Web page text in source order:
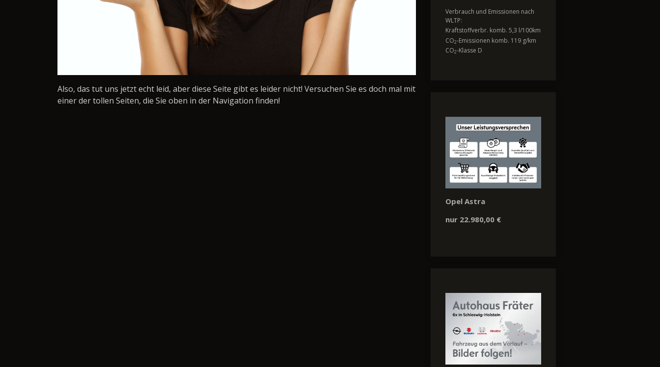
Also, das tut uns jetzt echt leid, aber diese Seite gibt es leider nicht! Versuchen Sie es doch mal mit
einer der tollen Seiten, die Sie oben in der Navigation finden!
Verbrauch und Emissionen nach
WLTP:
Kraftstoffverbr. komb. 5,3 l/100km
CO2-Emissionen komb. 119 g/km
CO2-Klasse D
Opel Astra
nur 22.980,00 €